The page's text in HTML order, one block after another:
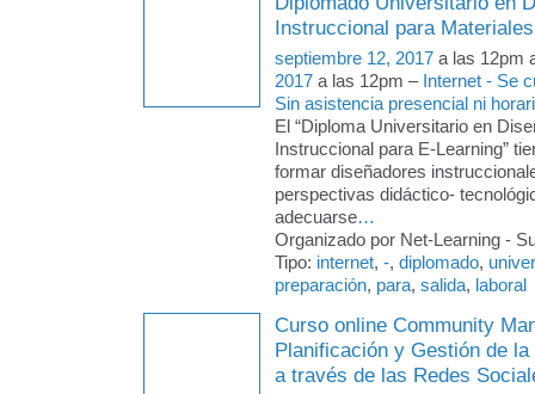
Instruccional para
septiembre 12, 2017 a las 12pm
2017 a las 12pm – Internet - Se
Sin asistencia presencial ni
El “Diploma Universitario en
Instruccional para E-Learning”
formar diseñadores
perspectivas didáctico-
adecuarse…
Organizado por Net-Learning -
Tipo: internet, -, diplomado,
preparación, para, salida, laboral
Curso online Community
Planificación y Gestión de
a través de las Redes